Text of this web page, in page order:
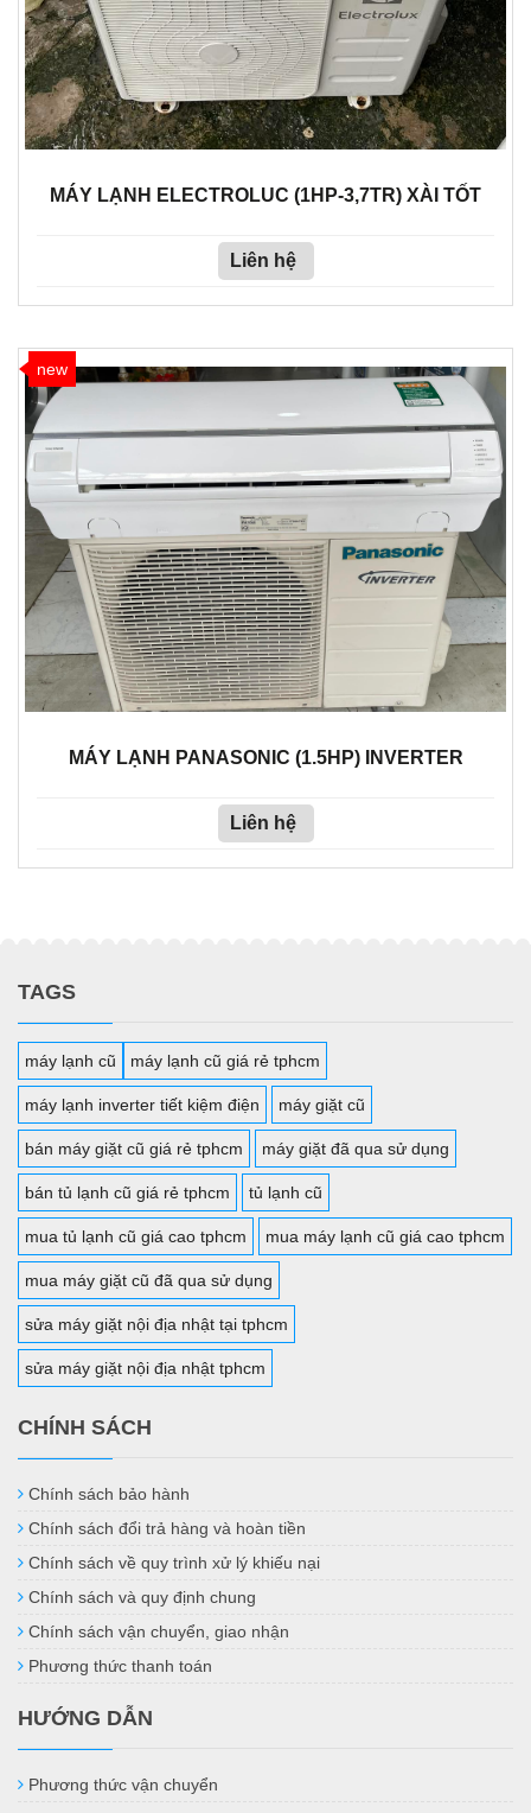
MÁY LẠNH ELECTROLUC (1HP-3,7TR) XÀI TỐT
Liên hệ
new
MÁY LẠNH PANASONIC (1.5HP) INVERTER
Liên hệ
TAGS
máy lạnh cũ máy lạnh cũ giá rẻ tphcm
máy lạnh inverter tiết kiệm điện máy giặt cũ
bán máy giặt cũ giá rẻ tphcm máy giặt đã qua sử dụng
bán tủ lạnh cũ giá rẻ tphcm tủ lạnh cũ
mua tủ lạnh cũ giá cao tphcm mua máy lạnh cũ giá cao tphcm
mua máy giặt cũ đã qua sử dụng
sửa máy giặt nội địa nhật tại tphcm
sửa máy giặt nội địa nhật tphcm
CHÍNH SÁCH
Chính sách bảo hành
Chính sách đổi trả hàng và hoàn tiền
Chính sách về quy trình xử lý khiếu nại
Chính sách và quy định chung
Chính sách vận chuyển, giao nhận
Phương thức thanh toán
HƯỚNG DẪN
Phương thức vận chuyển